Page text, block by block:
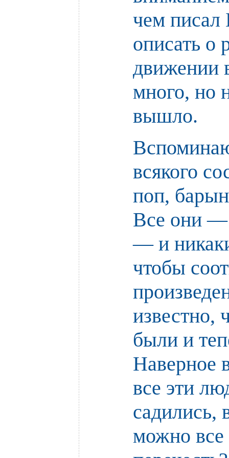
чем писал
описать о
движении
много, но
вышло.
всякого
поп,
Все они —
— и
чтобы
известно,
были и
Наверное
все эти
садились,
можно все